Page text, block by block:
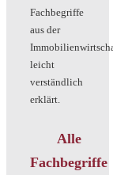
Fachbegriffe
aus der
leicht
verständlich
erklärt.
Alle
Fachbegriffe